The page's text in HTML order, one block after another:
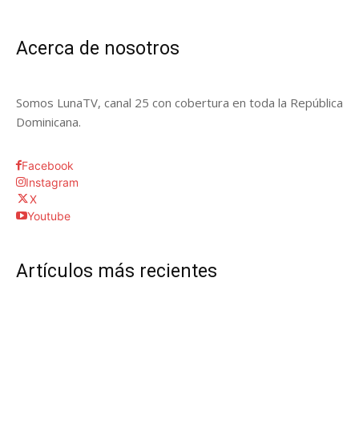
Acerca de nosotros
Somos LunaTV, canal 25 con cobertura en toda la República
Dominicana.
Facebook
Instagram
X
Youtube
Artículos más recientes